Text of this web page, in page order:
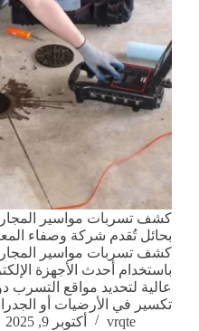
كشف تسربات مواسير
بحائل تُقدم شركة وصفاء
كشف تسربات مواسير
باستخدام أحدث الأجهزة
عالية لتحديد مواقع التسرب
تكسير في الأرضيات أو
vrqte
أكتوبر 9, 2025